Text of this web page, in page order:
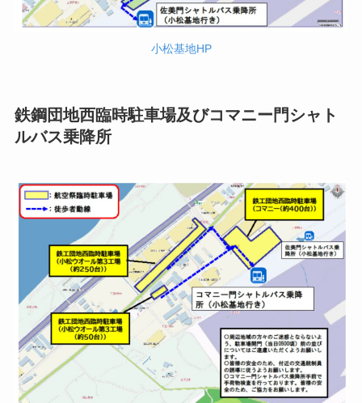
小松基地HP
鉄鋼団地西臨時駐車場及びコマニー門シャト
ルバス乗降所